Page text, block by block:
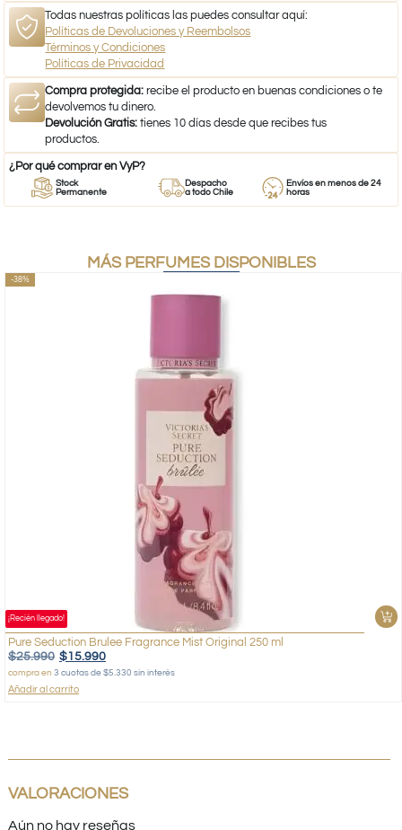
Todas nuestras políticas las puedes consultar aquí:
Políticas de Devoluciones y Reembolsos
Términos y Condiciones
Políticas de Privacidad
Compra protegida: recibe el producto en buenas condiciones o te
devolvemos tu dinero.
Devolución Gratis: tienes 10 días desde que recibes tus
productos.
¿Por qué comprar en VyP?
Stock
Permanente
Despacho
a todo Chile
Envíos en menos de 24
horas
MÁS PERFUMES DISPONIBLES
-38%
¡Recién llegado!
Pure Seduction Brulee Fragrance Mist Original 250 ml
$25.990 $15.990
compra en 3 cuotas de $5.330 sin interés
Añadir al carrito
VALORACIONES
Aún no hay reseñas